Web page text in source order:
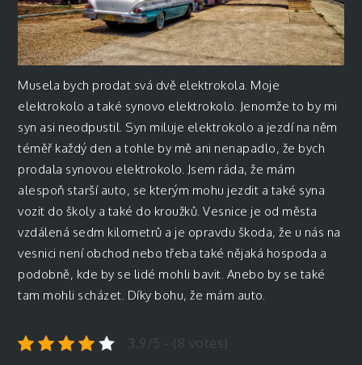
Musela bych prodat svá dvě elektrokola. Moje
elektrokolo a také synovo elektrokolo. Jenomže to by mi
syn asi neodpustil. Syn miluje elektrokolo a jezdí na něm
téměř každý den a tohle by mě ani nenapadlo, že bych
prodala synovou elektrokolo. Jsem ráda, že mám
alespoň starší auto, se kterým mohu jezdit a také syna
vozit do školy a také do kroužků. Vesnice je od města
vzdálená sedm kilometrů a je opravdu škoda, že u nás na
vesnici není obchod nebo třeba také nějaká hospoda a
podobně, kde by se lidé mohli bavit. Anebo by se také
tam mohli scházet. Díky bohu, že mám auto.
3.9/5 - (8 votes)